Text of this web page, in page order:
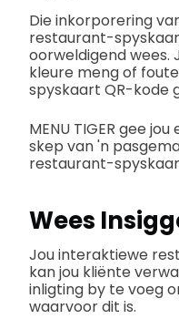
Die inkorporering
restaurant-
oorweldigend wees.
kleure meng of
spyskaart QR-kode
MENU TIGER gee
skep van 'n
restaurant-
Wees
Jou interaktiewe
kan jou kliënte
inligting by te voeg
waarvoor dit is.